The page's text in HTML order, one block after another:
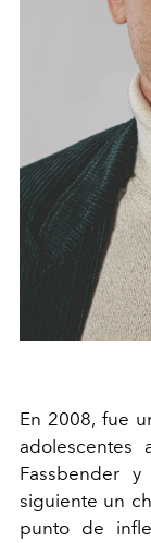
En 2008, fue
adolescentes
Fassbender
siguiente un
punto de